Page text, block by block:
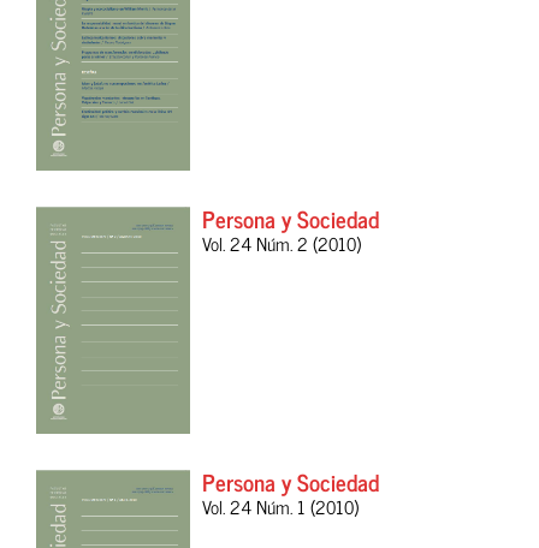
Persona y Sociedad
Vol. 24 Núm. 2 (2010)
Persona y Sociedad
Vol. 24 Núm. 1 (2010)